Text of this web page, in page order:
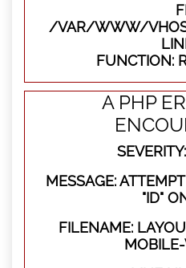
/VAR/WWW/
FUNCTION:
A PHP
MESSAGE:
"ID"
FILENAME: